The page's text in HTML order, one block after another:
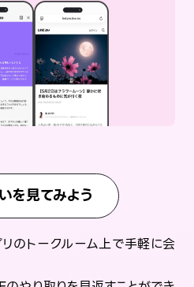
を見てみよう
のトークルーム上で手軽に会